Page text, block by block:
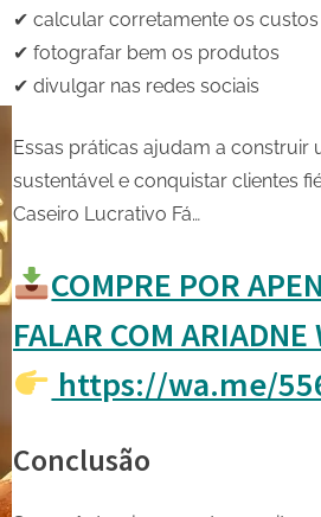
✔ calcular corretamente os custos
✔ fotografar bem os produtos
✔ divulgar nas redes sociais
Essas práticas ajudam a construir
sustentável e conquistar clientes
Caseiro Lucrativo Fá…
COMPRE POR
FALAR COM ARIADNE
https://wa.me/
Conclusão